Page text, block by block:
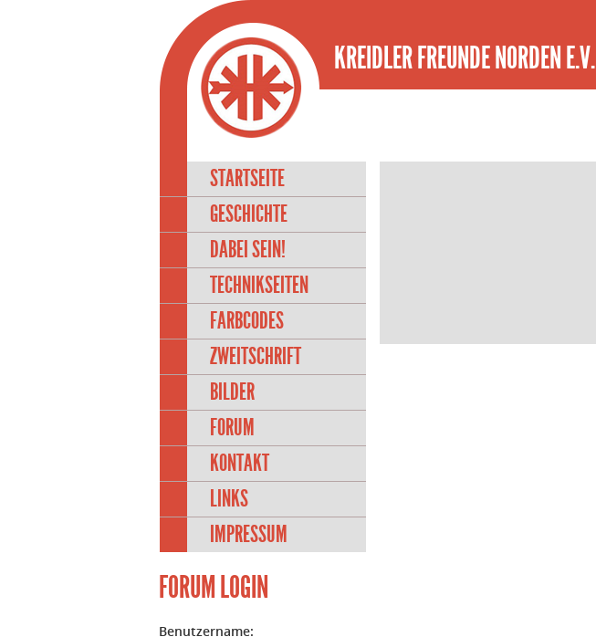
KREIDLER FREUNDE NORDEN E.V.
STARTSEITE
GESCHICHTE
DABEI SEIN!
TECHNIKSEITEN
FARBCODES
ZWEITSCHRIFT
BILDER
FORUM
KONTAKT
LINKS
IMPRESSUM
FORUM LOGIN
Benutzername: